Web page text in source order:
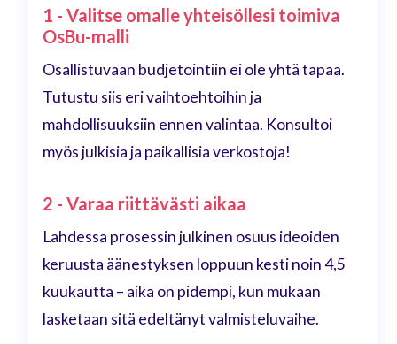
1 - Valitse omalle yhteisöllesi toimiva
OsBu-malli
Osallistuvaan budjetointiin ei ole yhtä tapaa.
Tutustu siis eri vaihtoehtoihin ja
mahdollisuuksiin ennen valintaa. Konsultoi
myös julkisia ja paikallisia verkostoja!
2 - Varaa riittävästi aikaa
Lahdessa prosessin julkinen osuus ideoiden
keruusta äänestyksen loppuun kesti noin 4,5
kuukautta – aika on pidempi, kun mukaan
lasketaan sitä edeltänyt valmisteluvaihe.